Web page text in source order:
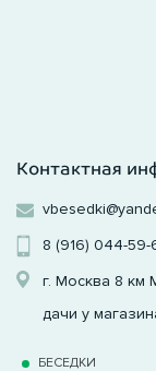
Контактная
8 (916) 044-59-
г. Москва 8 км
дачи у
БЕСЕДКИ